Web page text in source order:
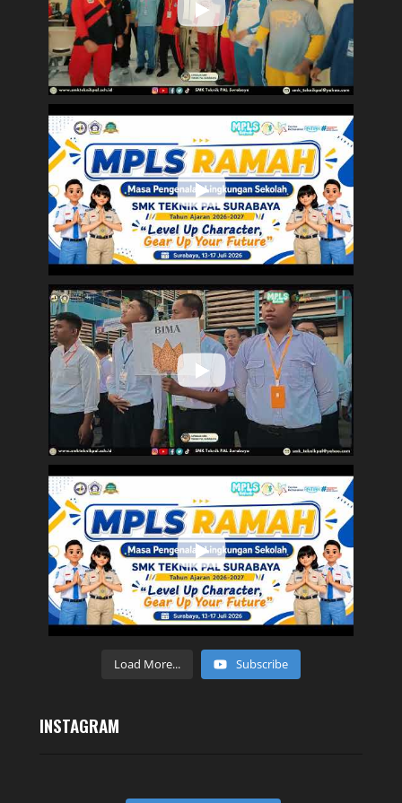
Load More... Subscribe
INSTAGRAM